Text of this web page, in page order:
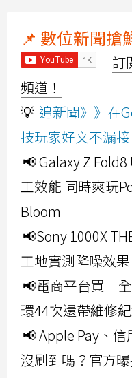
📌 數位新聞搶
訂
頻道！
💡 追新聞》》在
技玩家好文不漏接
📢 Galaxy Z
工效能 同時爽玩
Bloom
📢Sony 1000X
工地實測降噪效
📢電商平台買「
環44次還帶維修
📢 Apple Pay、
沒刷到嗎？官方